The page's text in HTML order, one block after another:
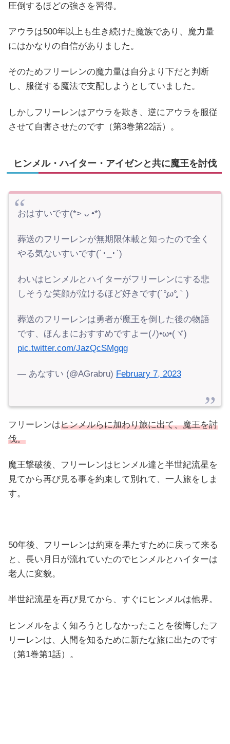
圧倒するほどの強さを習得。
アウラは500年以上も生き続けた魔族であり、魔力量
にはかなりの自信がありました。
そのためフリーレンの魔力量は自分より下だと判断
し、服従する魔法で支配しようとしていました。
しかしフリーレンはアウラを欺き、逆にアウラを服従
させて自害させたのです（第3巻第22話）。
ヒンメル・ハイター・アイゼンと共に魔王を討伐
おはすいです(*> ᴗ •*)ゞ
葬送のフリーレンが無期限休載と知ったので全く
やる気ないすいです(´･_･`)
わいはヒンメルとハイターがフリーレンにする悲
しそうな笑顔が泣けるほど好きです(´°̥̥̥ω°̥̥̥｀)
葬送のフリーレンは勇者が魔王を倒した後の物語
です、ほんまにおすすめですよー(ﾉ)•ω•(ヾ)
pic.twitter.com/JazQcSMgqg
— あなすい (@AGrabru) February 7, 2023
フリーレンはヒンメルらに加わり旅に出て、魔王を討
伐。
魔王撃破後、フリーレンはヒンメル達と半世紀流星を
見てから再び見る事を約束して別れて、一人旅をしま
す。
50年後、フリーレンは約束を果たすために戻って来る
と、長い月日が流れていたのでヒンメルとハイターは
老人に変貌。
半世紀流星を再び見てから、すぐにヒンメルは他界。
ヒンメルをよく知ろうとしなかったことを後悔したフ
リーレンは、人間を知るために新たな旅に出たのです
（第1巻第1話）。